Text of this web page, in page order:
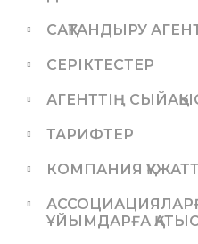
САҚТАНДЫРУ
СЕРІКТЕСТЕР
АГЕНТТІҢ
ТАРИФТЕР
КОМПАНИЯ
ҰЙЫМДАРҒА